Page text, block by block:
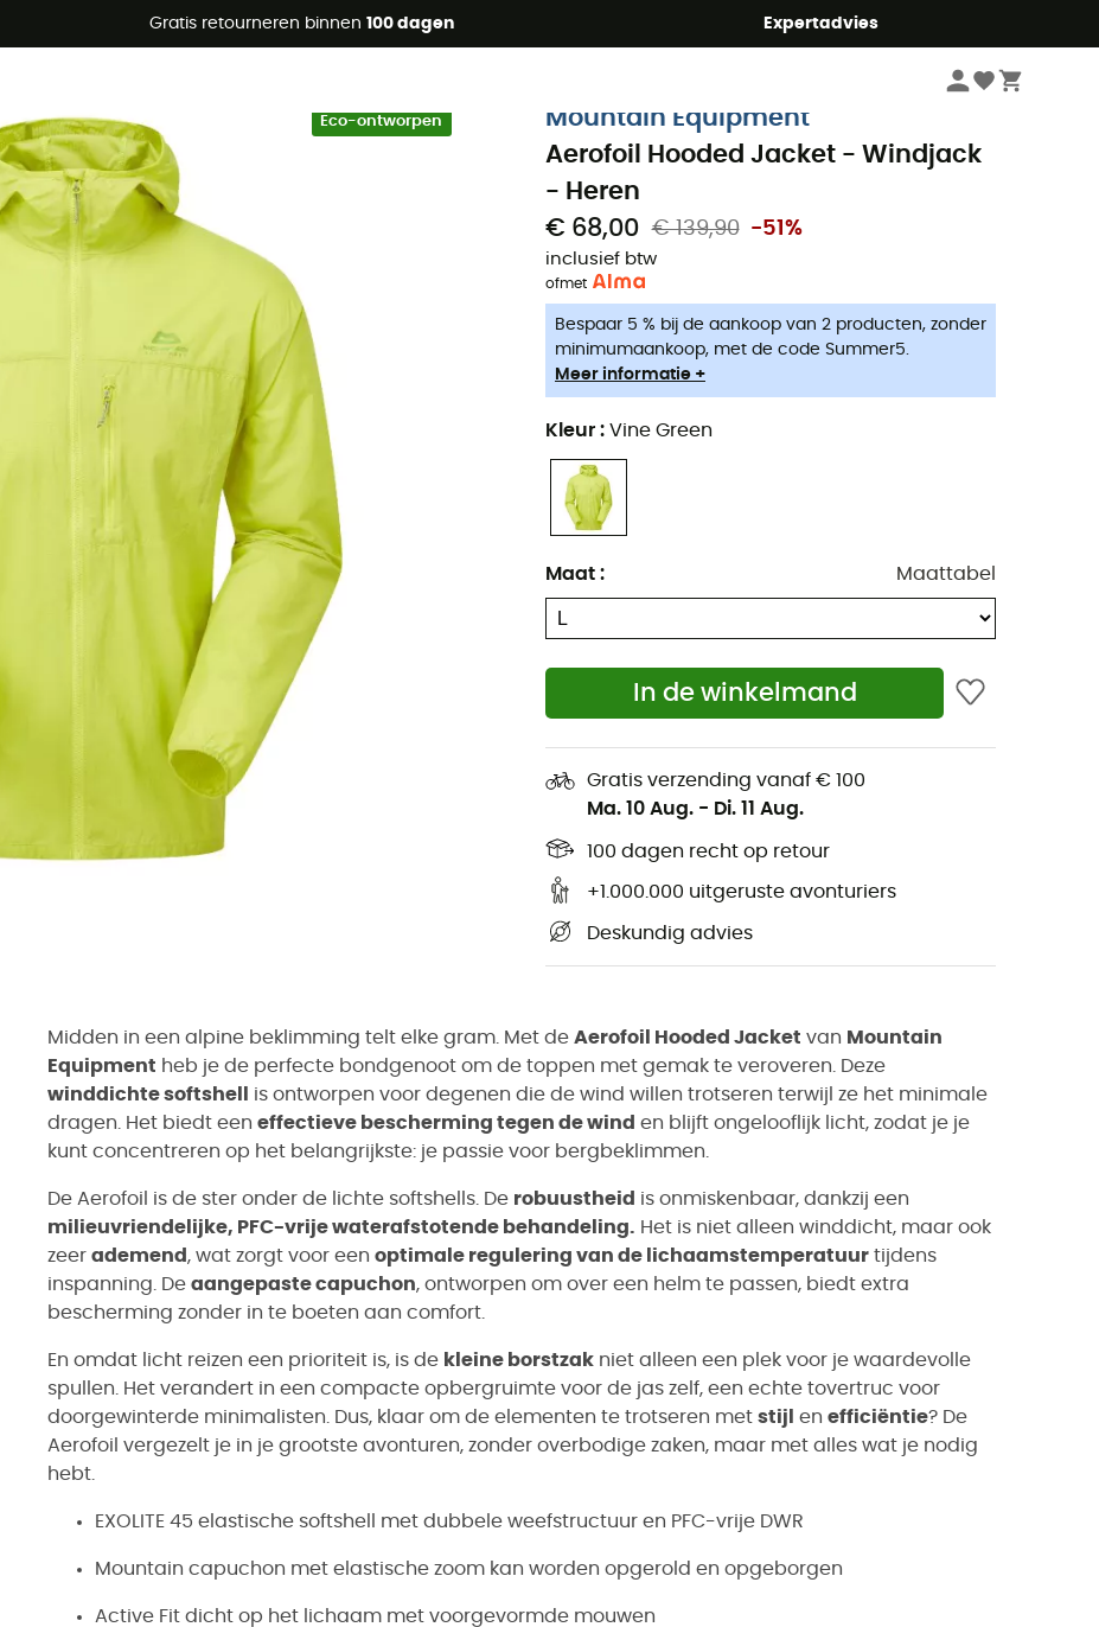
Gratis retourneren binnen 100 dagen Expertadvies
Zomeraanbiedingen 🔥 -5% EXTRA vanaf 2 producten* met code Summer5
Eco-ontworpen
Mountain Equipment
Aerofoil Hooded Jacket - Windjack
- Heren
€ 68,00 € 139,90 -51%
inclusief btw
ofmet
Bespaar 5 % bij de aankoop van 2 producten, zonder
minimumaankoop, met de code Summer5.
Meer informatie +
Kleur : Vine Green
Maat : Maattabel
In de winkelmand
Gratis verzending vanaf € 100
Ma. 10 Aug. - Di. 11 Aug.
100 dagen recht op retour
+1.000.000 uitgeruste avonturiers
Deskundig advies
Midden in een alpine beklimming telt elke gram. Met de Aerofoil Hooded Jacket van Mountain
Equipment heb je de perfecte bondgenoot om de toppen met gemak te veroveren. Deze
winddichte softshell
is ontworpen voor degenen die de wind willen trotseren terwijl ze het minimale
dragen. Het biedt een effectieve bescherming tegen de wind en blijft ongelooflijk licht, zodat je je
kunt concentreren op het belangrijkste: je passie voor bergbeklimmen.
De Aerofoil is de ster onder de lichte softshells. De robuustheid is onmiskenbaar, dankzij een
milieuvriendelijke, PFC-vrije waterafstotende behandeling. Het is niet alleen winddicht, maar ook
zeer ademend , wat zorgt voor een optimale regulering van de lichaamstemperatuur tijdens
inspanning. De aangepaste capuchon, ontworpen om over een helm te passen, biedt extra
bescherming zonder in te boeten aan comfort.
En omdat licht reizen een prioriteit is, is de kleine borstzak niet alleen een plek voor je waardevolle
spullen. Het verandert in een compacte opbergruimte voor de jas zelf, een echte tovertruc voor
doorgewinterde minimalisten. Dus, klaar om de elementen te trotseren met stijl en efficiëntie? De
Aerofoil vergezelt je in je grootste avonturen, zonder overbodige zaken, maar met alles wat je nodig
hebt.
EXOLITE 45 elastische softshell met dubbele weefstructuur en PFC-vrije DWR
Mountain capuchon met elastische zoom kan worden opgerold en opgeborgen
Active Fit dicht op het lichaam met voorgevormde mouwen